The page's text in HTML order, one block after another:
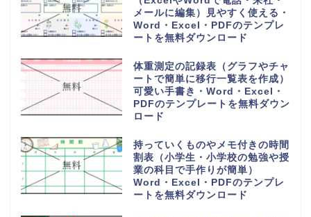
メールに編集）見やすく使える・
Word・Excel・PDFのテンプレ
ートを無料ダウンロード
体重測定の記録表（グラフやチャ
ートで簡単に移行一覧表を作成）
可愛い手書き・Word・Excel・
PDFのテンプレートを無料ダウン
ロード
持っていくものやメモ付きの時間
割表（小学生・小学校の勉強や授
業の科目で手作りが簡単）
Word・Excel・PDFのテンプレ
ートを無料ダウンロード